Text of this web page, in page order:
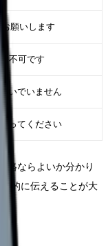
願いします
不可です
いでいません
ってください
絡ならよいか分かり
的に伝えることが大